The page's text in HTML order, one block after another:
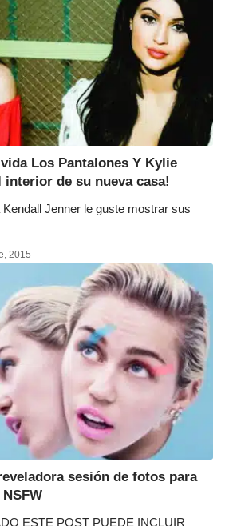
Los Pantalones Y Kylie
interior de su nueva casa!
Jenner le guste mostrar sus
2015
sesión de fotos para
ESTE POST PUEDE INCLUIR